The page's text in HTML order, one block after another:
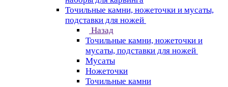
Точильные камни, ножеточки и мусаты,
подставки для ножей
Назад
Точильные камни, ножеточки и
мусаты, подставки для ножей
Мусаты
Ножеточки
Точильные камни